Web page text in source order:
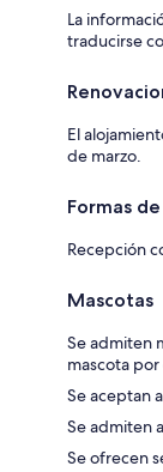
La
traducirse
El
de marzo.
Formas
Recepción
Mascotas
Se admiten
mascota por
Se aceptan
Se admiten
Se ofrecen